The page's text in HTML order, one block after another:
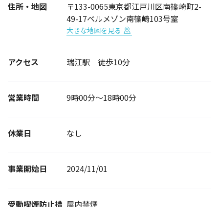
住所・地図
〒133-0065東京都江戸川区南篠崎町2-
49-17ベルメゾン南篠崎103号室
大きな地図を見る
アクセス 瑞江駅 徒歩10分
営業時間 9時00分～18時00分
休業日 なし
事業開始日 2024/11/01
受動喫煙防止措 屋内禁煙